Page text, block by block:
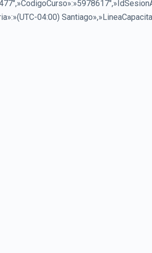
04:00)